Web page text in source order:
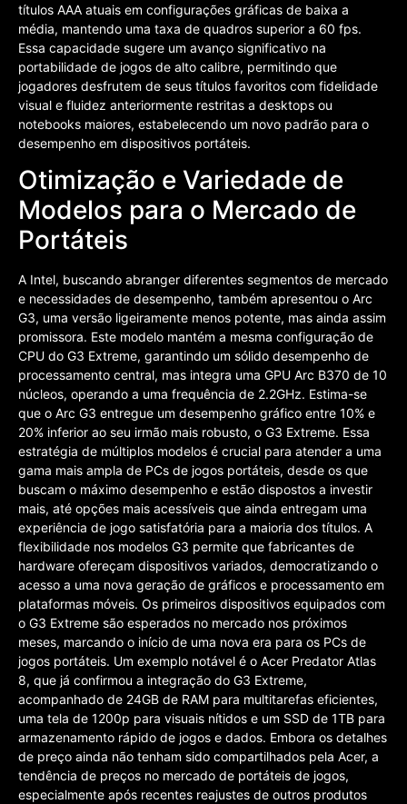
títulos AAA atuais em configurações gráficas de baixa a
média, mantendo uma taxa de quadros superior a 60 fps.
Essa capacidade sugere um avanço significativo na
portabilidade de jogos de alto calibre, permitindo que
jogadores desfrutem de seus títulos favoritos com fidelidade
visual e fluidez anteriormente restritas a desktops ou
notebooks maiores, estabelecendo um novo padrão para o
desempenho em dispositivos portáteis.
Otimização e Variedade de
Modelos para o Mercado de
Portáteis
A Intel, buscando abranger diferentes segmentos de mercado
e necessidades de desempenho, também apresentou o Arc
G3, uma versão ligeiramente menos potente, mas ainda assim
promissora. Este modelo mantém a mesma configuração de
CPU do G3 Extreme, garantindo um sólido desempenho de
processamento central, mas integra uma GPU Arc B370 de 10
núcleos, operando a uma frequência de 2.2GHz. Estima-se
que o Arc G3 entregue um desempenho gráfico entre 10% e
20% inferior ao seu irmão mais robusto, o G3 Extreme. Essa
estratégia de múltiplos modelos é crucial para atender a uma
gama mais ampla de PCs de jogos portáteis, desde os que
buscam o máximo desempenho e estão dispostos a investir
mais, até opções mais acessíveis que ainda entregam uma
experiência de jogo satisfatória para a maioria dos títulos. A
flexibilidade nos modelos G3 permite que fabricantes de
hardware ofereçam dispositivos variados, democratizando o
acesso a uma nova geração de gráficos e processamento em
plataformas móveis. Os primeiros dispositivos equipados com
o G3 Extreme são esperados no mercado nos próximos
meses, marcando o início de uma nova era para os PCs de
jogos portáteis. Um exemplo notável é o Acer Predator Atlas
8, que já confirmou a integração do G3 Extreme,
acompanhado de 24GB de RAM para multitarefas eficientes,
uma tela de 1200p para visuais nítidos e um SSD de 1TB para
armazenamento rápido de jogos e dados. Embora os detalhes
de preço ainda não tenham sido compartilhados pela Acer, a
tendência de preços no mercado de portáteis de jogos,
especialmente após recentes reajustes de outros produtos